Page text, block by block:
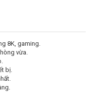
8K, gaming.
vừa.
bị.